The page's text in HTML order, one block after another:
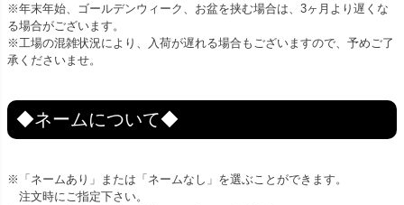
※年末年始、ゴールデンウィーク、お盆を挟む場合は、3ヶ月より遅くな
る場合がございます。
※工場の混雑状況により、入荷が遅れる場合もございますので、予めご了
承くださいませ。
◆ネームについて◆
※「ネームあり」または「ネームなし」を選ぶことができます。
注文時にご指定下さい。